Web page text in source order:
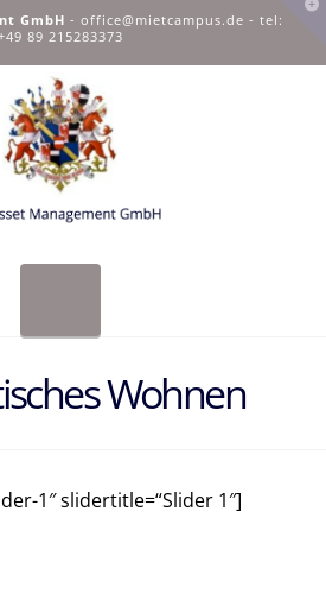
GmbH -office@mietcampus.de - tel:
89 215283373
Wohnen
1″ slidertitle=“Slider 1″]